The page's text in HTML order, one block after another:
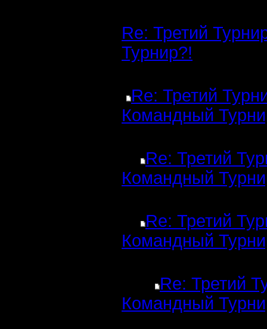
Re: Третий
Турнир?!
Re: Третий
Командный
Re: Третий
Командный
Re: Третий
Командный
Re: Третий
Командный